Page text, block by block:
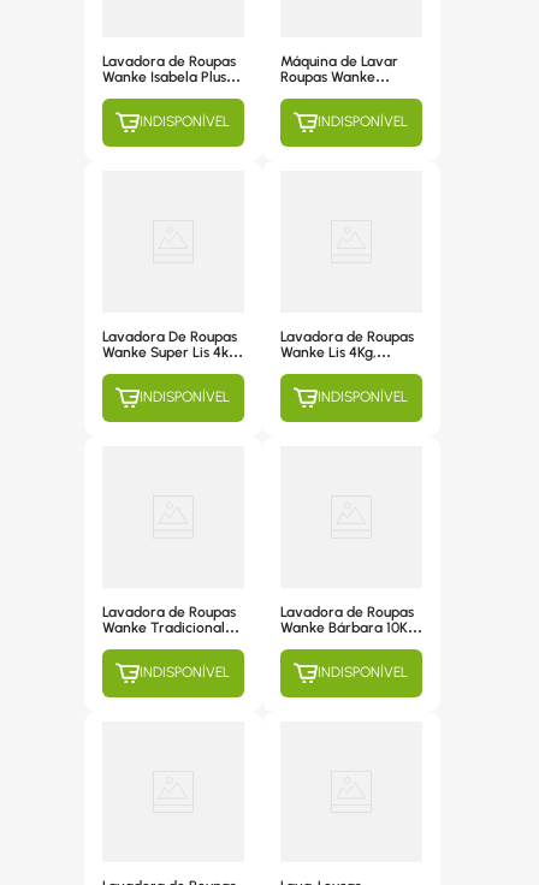
Lavadora de Roupas
Wanke Isabela Plus
Semiautomática, 3
Programas de
Lavagem, Branca
INDISPONÍVEL
Máquina de Lavar
Roupas Wanke
220V
INDISPONÍVEL
Lavadora De Roupas
Wanke Super Lis 4kg,
Programas De
Lavagem, Cinza -
220v
INDISPONÍVEL
Lavadora de Roupas
Wanke Lis 4Kg,
Programas de
Lavagem, Branca
com Lilás - 220V
INDISPONÍVEL
Lavadora de Roupas
Wanke Tradicional
Semiautomática, 3
Programas de
Lavagem, Clara -
INDISPONÍVEL
Lavadora de Roupas
Wanke Bárbara 10Kg,
Programas de
Lavagem, Silver -
220V
INDISPONÍVEL